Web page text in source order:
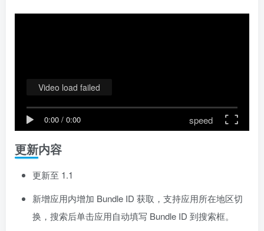
0:00 / 0:00 speed
Video load failed
更新内容
更新至 1.1
新增应用内增加 Bundle ID 获取，支持应用所在地区切
换，搜索后单击应用自动填写 Bundle ID 到搜索框。